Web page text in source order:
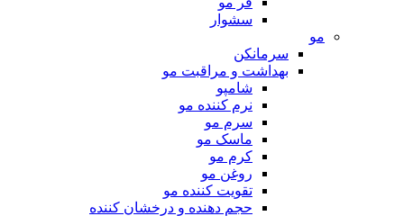
سشوار
مو
سرمانکن
بهداشت و مراقبت مو
شامپو
نرم کننده مو
سرم مو
ماسک مو
کرم مو
روغن مو
تقویت کننده مو
حجم دهنده و درخشان کننده